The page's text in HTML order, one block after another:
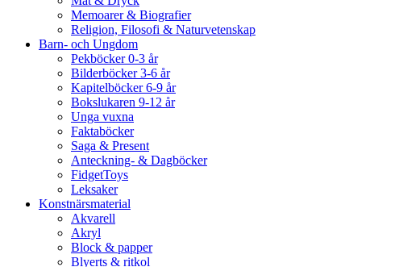
Memoarer & Biografier
Religion, Filosofi & Naturvetenskap
Barn- och Ungdom
Pekböcker 0-3 år
Bilderböcker 3-6 år
Kapitelböcker 6-9 år
Bokslukaren 9-12 år
Unga vuxna
Faktaböcker
Saga & Present
Anteckning- & Dagböcker
FidgetToys
Leksaker
Konstnärsmaterial
Akvarell
Akryl
Block & papper
Blyerts & ritkol